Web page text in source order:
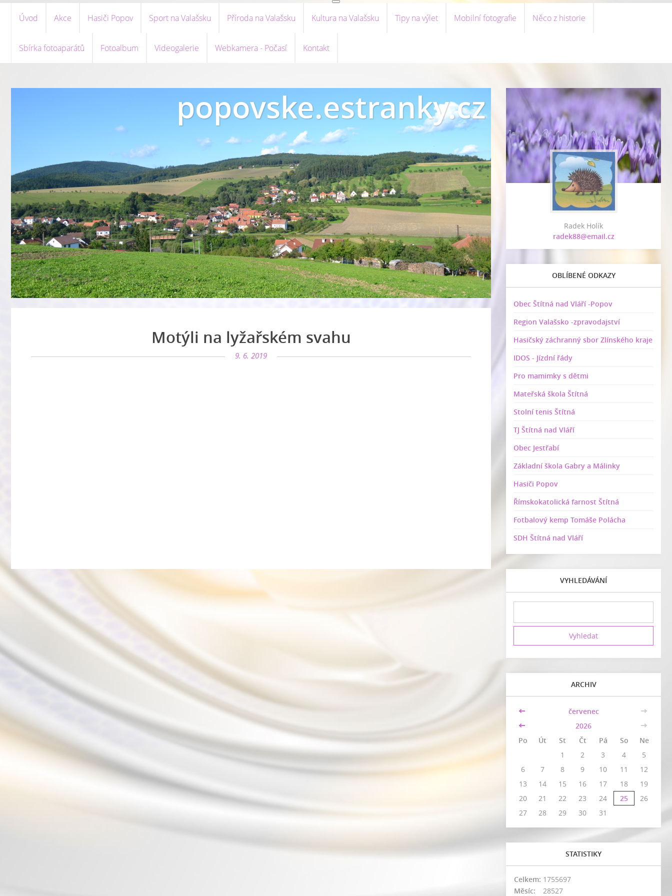
Úvod Akce Hasiči Popov Sport na Valašsku Příroda na Valašsku Kultura na Valašsku Tipy na výlet Mobilní fotografie Něco z historie
Sbírka fotoaparátů Fotoalbum Videogalerie Webkamera - Počasí Kontakt
popovske.estranky.cz
Motýli na lyžařském svahu
9. 6. 2019
Radek Holík
radek88@email.cz
OBLÍBENÉ ODKAZY
Obec Štítná nad Vláří -Popov
Region Valašsko -zpravodajství
Hasičský záchranný sbor Zlínského kraje
IDOS - Jízdní řády
Pro mamimky s dětmi
Mateřská škola Štítná
Stolní tenis Štítná
TJ Štítná nad Vláří
Obec Jestřabí
Základní škola Gabry a Málinky
Hasiči Popov
Římskokatolická farnost Štítná
Fotbalový kemp Tomáše Polácha
SDH Štítná nad Vláří
VYHLEDÁVÁNÍ
ARCHIV
<< červenec
>>
<<
2026
>>
Po
Út St Čt Pá So
Ne
1
2 3 4
5
6
7 8 9 10 11
12
13
14 15 16 17 18
19
20
21 22 23 24 25
26
27
28 29 30 31
STATISTIKY
Celkem: 1755697
Měsíc:
28527